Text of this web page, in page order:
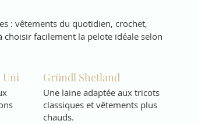
: vêtements du quotidien, crochet,
choisir facilement la pelote idéale selon
Uni Gründl Shetland
Une laine adaptée aux tricots
classiques et vêtements plus
chauds.